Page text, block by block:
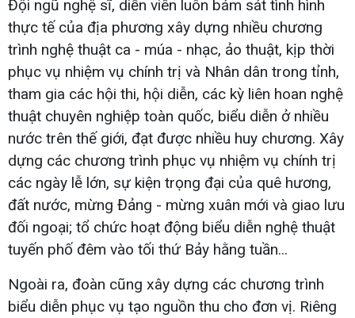
Đội ngũ nghệ sĩ, diễn viên luôn bám sát tình hình
thực tế của địa phương xây dựng nhiều chương
trình nghệ thuật ca - múa - nhạc, ảo thuật, kịp thời
phục vụ nhiệm vụ chính trị và Nhân dân trong tỉnh,
tham gia các hội thi, hội diễn, các kỳ liên hoan nghệ
thuật chuyên nghiệp toàn quốc, biểu diễn ở nhiều
nước trên thế giới, đạt được nhiều huy chương. Xây
dựng các chương trình phục vụ nhiệm vụ chính trị
các ngày lễ lớn, sự kiện trọng đại của quê hương,
đất nước, mừng Đảng - mừng xuân mới và giao lưu
đối ngoại; tổ chức hoạt động biểu diễn nghệ thuật
tuyến phố đêm vào tối thứ Bảy hằng tuần...
Ngoài ra, đoàn cũng xây dựng các chương trình
biểu diễn phục vụ tạo nguồn thu cho đơn vị. Riêng